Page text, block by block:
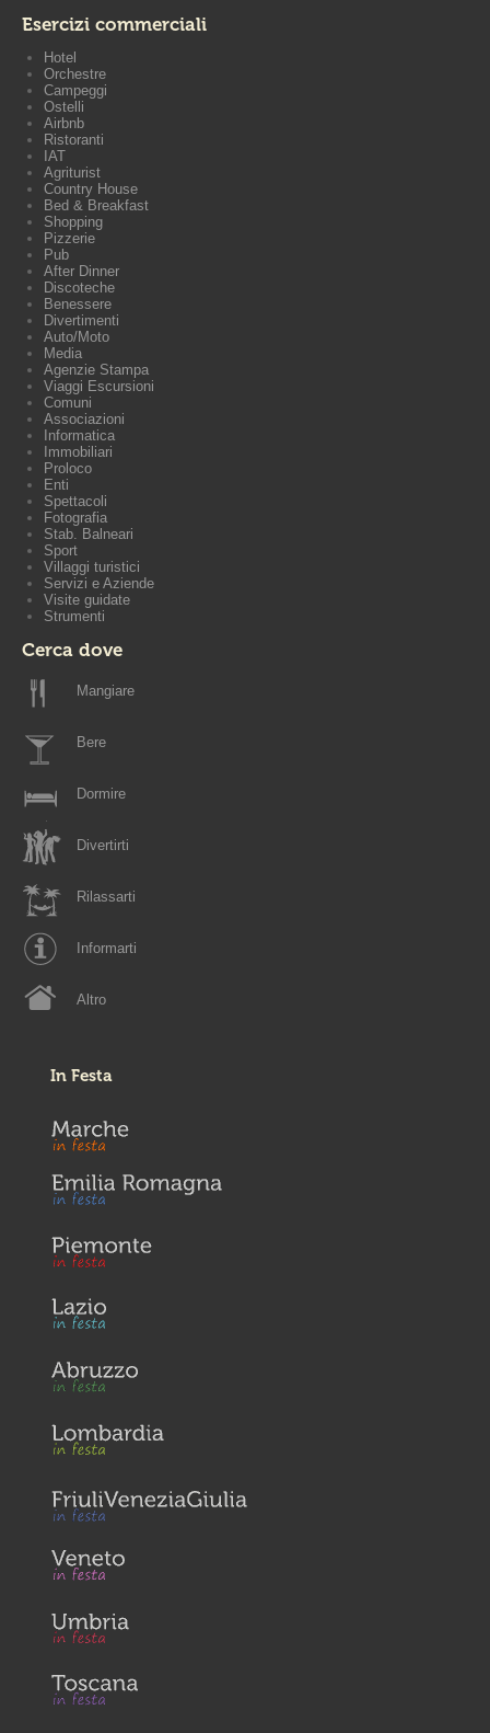
Esercizi commerciali
Hotel
Orchestre
Campeggi
Ostelli
Airbnb
Ristoranti
IAT
Agriturist
Country House
Bed & Breakfast
Shopping
Pizzerie
Pub
After Dinner
Discoteche
Benessere
Divertimenti
Auto/Moto
Media
Agenzie Stampa
Viaggi Escursioni
Comuni
Associazioni
Informatica
Immobiliari
Proloco
Enti
Spettacoli
Fotografia
Stab. Balneari
Sport
Villaggi turistici
Servizi e Aziende
Visite guidate
Strumenti
Cerca dove
Mangiare
Bere
Dormire
Divertirti
Rilassarti
Informarti
Altro
In Festa